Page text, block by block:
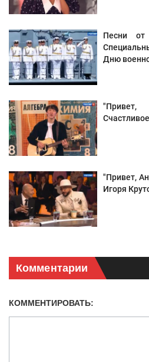
Песни от
Дню
"Привет,
Игоря
Комментарии
КОММЕНТИРОВАТЬ: